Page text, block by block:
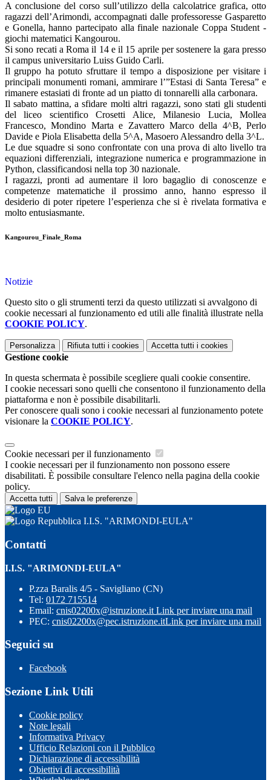
A conclusione del corso sull’utilizzo della calcolatrice grafica, otto
ragazzi dell’Arimondi, accompagnati dalle professoresse Gasparetto
e Gonella, hanno partecipato alla finale nazionale Coppa Student -
giochi matematici Kangourou.
Si sono recati a Roma il 14 e il 15 aprile per sostenere la gara presso
il campus universitario Luiss Guido Carli.
Il gruppo ha potuto sfruttare il tempo a disposizione per visitare i
principali monumenti romani, ammirare l’”Estasi di Santa Teresa” e
rimanere estasiati di fronte ad un piatto di tonnarelli alla carbonara.
Il sabato mattina, a sfidare molti altri ragazzi, sono stati gli studenti
del liceo scientifico Crosetti Alice, Milanesio Lucia, Mollea
Francesco, Mondino Marta e Zavattero Marco della 4^B, Perlo
Davide e Piola Elisabetta della 5^A, Masoero Alessandro della 3^L.
Le due squadre si sono confrontate con una prova di alto livello tra
equazioni differenziali, integrazione numerica e programmazione in
Python, classificandosi nella top 30 nazionale.
I ragazzi, pronti ad aumentare il loro bagaglio di conoscenze e
competenze matematiche il prossimo anno, hanno espresso il
desiderio di poter ripetere l’esperienza che si è rivelata formativa e
molto entusiasmante.
Kangourou_Finale_Roma
Notizie
Questo sito o gli strumenti terzi da questo utilizzati si avvalgono di
cookie necessari al funzionamento ed utili alle finalità illustrate nella
COOKIE POLICY.
Personalizza Rifiuta tutti i cookies Accetta tutti i cookies
Gestione cookie
In questa schermata è possibile scegliere quali cookie consentire.
I cookie necessari sono quelli che consentono il funzionamento della
piattaforma e non è possibile disabilitarli.
Per conoscere quali sono i cookie necessari al funzionamento potete
visionare la COOKIE POLICY.
Cookie necessari per il funzionamento
I cookie necessari per il funzionamento non possono essere
disabilitati. È possibile consultare l'elenco nella pagina della cookie
policy.
Accetta tutti Salva le preferenze
I.I.S. "ARIMONDI-EULA"
Contatti
I.I.S. "ARIMONDI-EULA"
P.zza Baralis 4/5 - Savigliano (CN)
Tel: 0172 715514
Email: cnis02200x@istruzione.it Link per inviare una mail
PEC: cnis02200x@pec.istruzione.itLink per inviare una mail
Seguici su
Facebook
Sezione Link Utili
Cookie policy
Note legali
Informativa Privacy
Ufficio Relazioni con il Pubblico
Dichiarazione di accessibilità
Obiettivi di accessibilità